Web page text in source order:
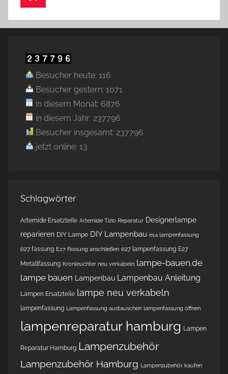
Besucher heute: 116
Besucher gestern: 1071
in diesem Monat: 6876
in diesem Jahr: 237796
Besucher insgesamt: 237796
jetzt online: 13
Schlagwörter
Artemide Ersatzteile Artemide Tizio Reparatur Designerlampe
reparieren DIY Lampe DIY Lampenbau e14 lampenfassung
e27 fassung E27 Fassung anschließen e27 lampenfassung E27
Metallfassung Kronleuchter neu verkabeln lampe-bauen.de
lampe bauen
Lampenbau Lampenbau Anleitung
Lampen Ersatzteile lampe neu verkabeln
lampenfassung Lampenfassung austauschen lampenfassung öffnen
lampenreparatur hamburg Lampen
Reparatur Hamburg Lampenzubehör
Lampenzubehör Hamburg Lampenzubehör kaufen